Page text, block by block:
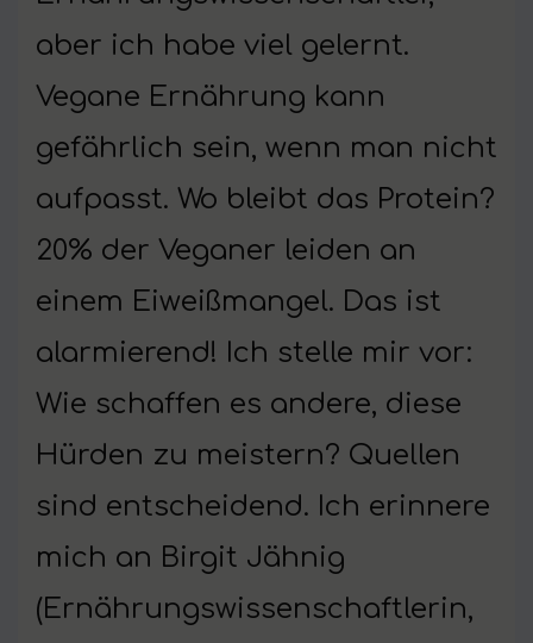
aber ich habe viel gelernt.
Vegane Ernährung kann
gefährlich sein, wenn man nicht
aufpasst. Wo bleibt das Protein?
20% der Veganer leiden an
einem Eiweißmangel. Das ist
alarmierend! Ich stelle mir vor:
Wie schaffen es andere, diese
Hürden zu meistern? Quellen
sind entscheidend. Ich erinnere
mich an Birgit Jähnig
(Ernährungswissenschaftlerin,